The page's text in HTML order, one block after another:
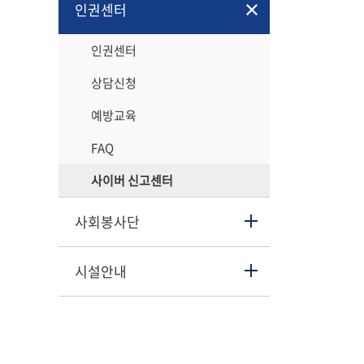
인권센터
인권센터
상담신청
예방교육
FAQ
사이버 신고센터
사회봉사단
시설안내